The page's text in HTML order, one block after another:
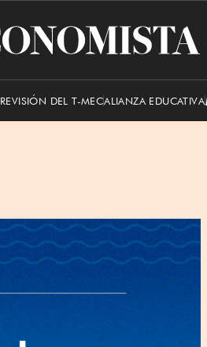
El
REVISIÓN DEL T-MECALIANZA EDUCATIVA